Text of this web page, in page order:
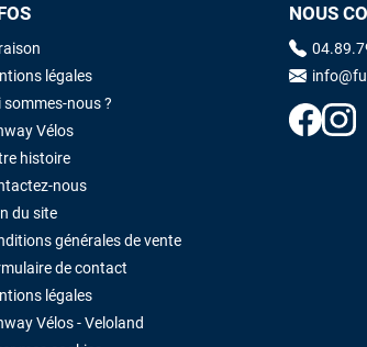
légales
sommes-nous ?
Vélos
histoire
nous
du site
générales de vente
de contact
légales
Vélos - Veloland
NOUS